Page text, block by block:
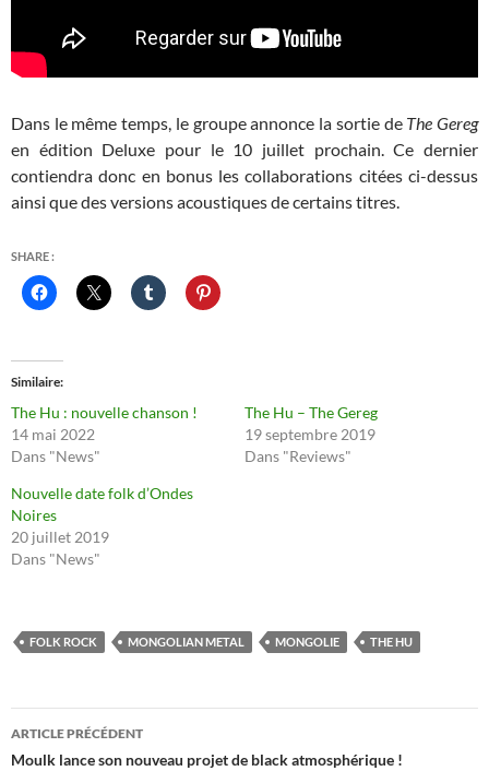
Dans le même temps, le groupe annonce la sortie de The Gereg
en édition Deluxe pour le 10 juillet prochain. Ce dernier
contiendra donc en bonus les collaborations citées ci-dessus
ainsi que des versions acoustiques de certains titres.
SHARE :
Similaire
The Hu : nouvelle chanson !
14 mai 2022
Dans "News"
The Hu – The Gereg
19 septembre 2019
Dans "Reviews"
Nouvelle date folk d’Ondes
Noires
20 juillet 2019
Dans "News"
FOLK ROCK MONGOLIAN METAL MONGOLIE THE HU
Navigation
des
ARTICLE PRÉCÉDENT
Moulk lance son nouveau projet de black atmosphérique !